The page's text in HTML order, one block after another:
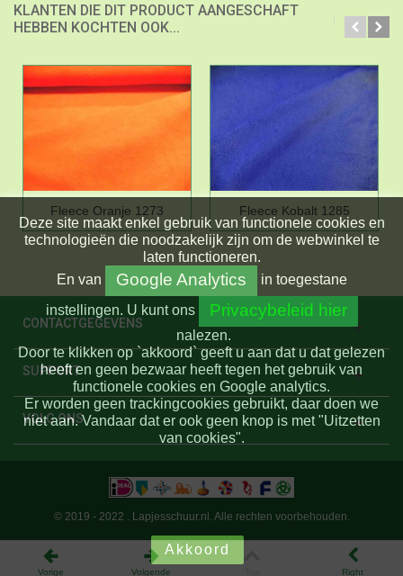
KLANTEN DIE DIT PRODUCT AANGESCHAFT
HEBBEN KOCHTEN OOK...
Fleece Oranje 1273 Fleece Kobalt 1285
CONTACTGEGEVENS
SUPPORT
VOLG ONS
Deze site maakt enkel gebruik van functionele cookies en
technologieën die noodzakelijk zijn om de webwinkel te
laten functioneren.
En van Google Analytics
in toegestane
instellingen. U kunt ons Privacybeleid hier
nalezen.
Door te klikken op `akkoord` geeft u aan dat u dat gelezen
heeft en geen bezwaar heeft tegen het gebruik van
functionele cookies en Google analytics.
Er worden geen trackingcookies gebruikt, daar doen we
niet aan. Vandaar dat er ook geen knop is met "Uitzetten
van cookies".
Akkoord
© 2019 - 2022 . Lapjesschuur.nl. Alle rechten voorbehouden.
Vorige Volgende Right